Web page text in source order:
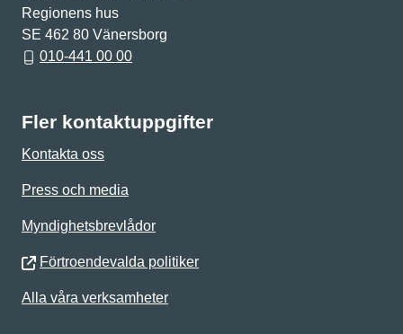
Regionens hus
SE 462 80 Vänersborg
010-441 00 00
Fler kontaktuppgifter
Kontakta oss
Press och media
Myndighetsbrevlådor
Förtroendevalda politiker
Alla våra verksamheter